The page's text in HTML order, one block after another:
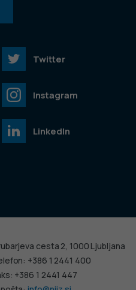
cesta 2, 1000 Ljubljana
+386 1 2441 400
+386 1 2441 447
Twitter
Instagram
LinkedIn